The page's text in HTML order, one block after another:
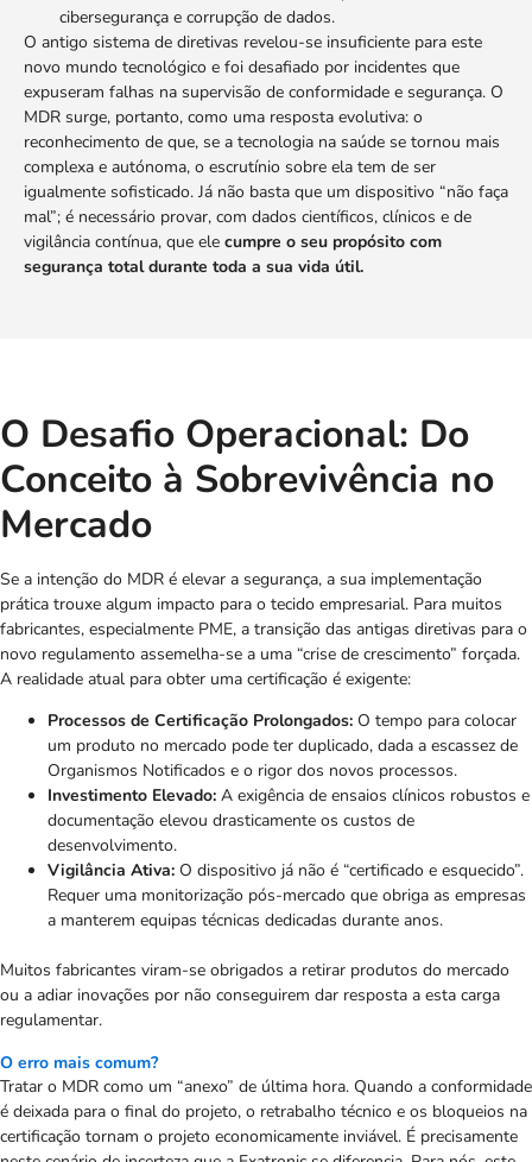
cibersegurança e corrupção de dados.
O antigo sistema de diretivas revelou-se insuficiente para este
novo mundo tecnológico e foi desafiado por incidentes que
expuseram falhas na supervisão de conformidade e segurança. O
MDR surge, portanto, como uma resposta evolutiva: o
reconhecimento de que, se a tecnologia na saúde se tornou mais
complexa e autónoma, o escrutínio sobre ela tem de ser
igualmente sofisticado. Já não basta que um dispositivo “não faça
mal”; é necessário provar, com dados científicos, clínicos e de
vigilância contínua, que ele cumpre o seu propósito com
segurança total durante toda a sua vida útil.
O Desafio Operacional: Do
Conceito à Sobrevivência no
Mercado
Se a intenção do MDR é elevar a segurança, a sua implementação
prática trouxe algum impacto para o tecido empresarial. Para muitos
fabricantes, especialmente PME, a transição das antigas diretivas para o
novo regulamento assemelha-se a uma “crise de crescimento” forçada.
A realidade atual para obter uma certificação é exigente:
Processos de Certificação Prolongados: O tempo para colocar
um produto no mercado pode ter duplicado, dada a escassez de
Organismos Notificados e o rigor dos novos processos.
Investimento Elevado: A exigência de ensaios clínicos robustos e
documentação elevou drasticamente os custos de
desenvolvimento.
Vigilância Ativa: O dispositivo já não é “certificado e esquecido”.
Requer uma monitorização pós-mercado que obriga as empresas
a manterem equipas técnicas dedicadas durante anos.
Muitos fabricantes viram-se obrigados a retirar produtos do mercado
ou a adiar inovações por não conseguirem dar resposta a esta carga
regulamentar.
O erro mais comum?
Tratar o MDR como um “anexo” de última hora. Quando a conformidade
é deixada para o final do projeto, o retrabalho técnico e os bloqueios na
certificação tornam o projeto economicamente inviável. É precisamente